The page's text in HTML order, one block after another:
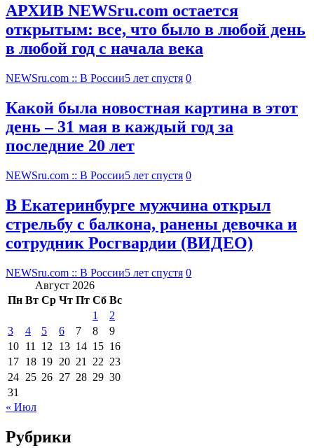
АРХИВ NEWSru.com остается
открытым: все, что было в любой день
в любой год с начала века
NEWSru.com :: В России5 лет спустя 0
Какой была новостная картина в этот
день – 31 мая в каждый год за
последние 20 лет
NEWSru.com :: В России5 лет спустя 0
В Екатеринбурге мужчина открыл
стрельбу с балкона, ранены девочка и
сотрудник Росгвардии (ВИДЕО)
NEWSru.com :: В России5 лет спустя 0
Август 2026
Пн Вт Ср Чт Пт Сб Вс
1
2
3
4 5 6 7 8
9
10 11 12 13 14 15 16
17 18 19 20 21 22 23
24 25 26 27 28 29 30
31
« Июл
Рубрики